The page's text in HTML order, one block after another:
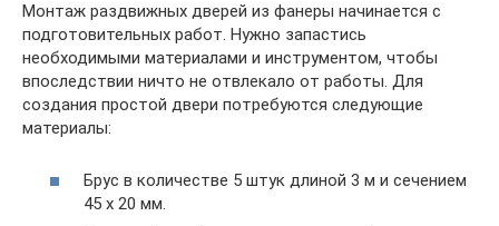
Монтаж раздвижных дверей из фанеры начинается с
подготовительных работ. Нужно запастись
необходимыми материалами и инструментом, чтобы
впоследствии ничто не отвлекало от работы. Для
создания простой двери потребуются следующие
материалы:
Брус в количестве 5 штук длиной 3 м и сечением
45 х 20 мм.